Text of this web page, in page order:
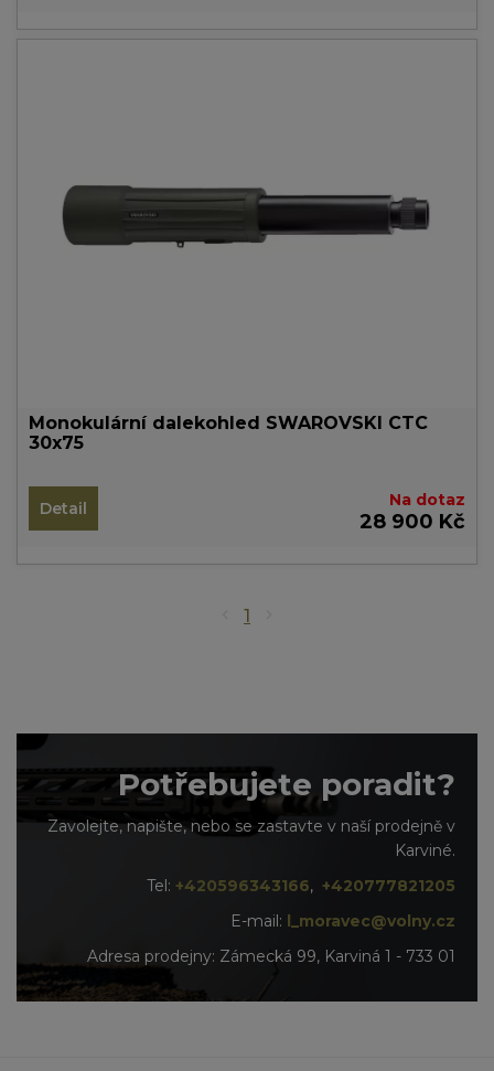
Monokulární dalekohled SWAROVSKI CTC
30x75
Detail Na dotaz
28 900 Kč
1
Potřebujete poradit?
Zavolejte, napište, nebo se zastavte v naší prodejně v
Karviné.
Tel: +420596343166, +420777821205
E-mail: l_moravec@volny.cz
Adresa prodejny: Zámecká 99, Karviná 1 - 733 01